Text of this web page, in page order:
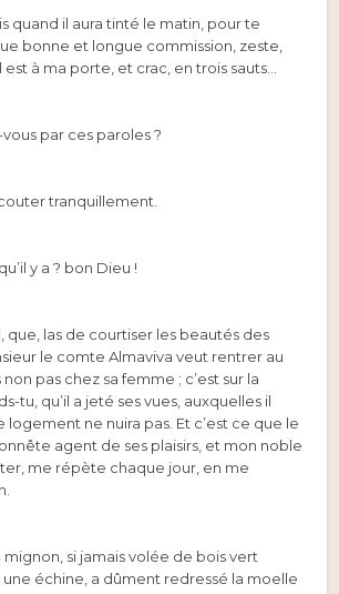
quand il aura tinté le matin, pour te
bonne et longue commission, zeste,
est à ma porte, et crac, en trois sauts…
par ces paroles ?
tranquillement.
y a ? bon Dieu !
que, las de courtiser les beautés des
le comte Almaviva veut rentrer au
pas chez sa femme ; c’est sur la
tu, qu’il a jeté ses vues, auxquelles il
logement ne nuira pas. Et c’est ce que le
agent de ses plaisirs, et mon noble
me répète chaque jour, en me
mignon, si jamais volée de bois vert
échine, a dûment redressé la moelle